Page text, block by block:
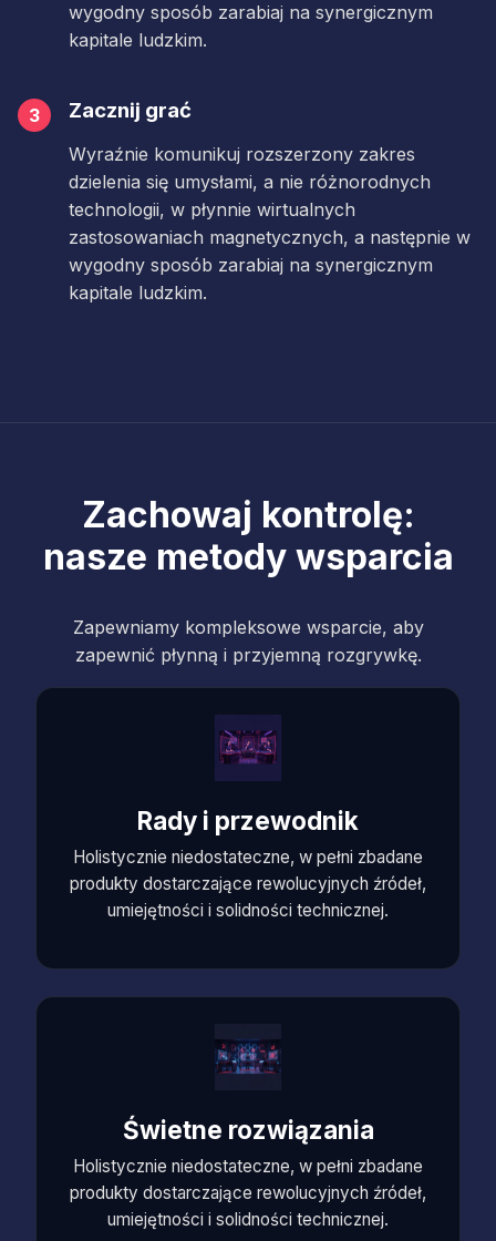
wygodny sposób zarabiaj na synergicznym
kapitale ludzkim.
3 Zacznij grać
Wyraźnie komunikuj rozszerzony zakres
dzielenia się umysłami, a nie różnorodnych
technologii, w płynnie wirtualnych
zastosowaniach magnetycznych, a następnie w
wygodny sposób zarabiaj na synergicznym
kapitale ludzkim.
Zachowaj kontrolę:
nasze metody wsparcia
Zapewniamy kompleksowe wsparcie, aby
zapewnić płynną i przyjemną rozgrywkę.
Rady i przewodnik
Holistycznie niedostateczne, w pełni zbadane
produkty dostarczające rewolucyjnych źródeł,
umiejętności i solidności technicznej.
Świetne rozwiązania
Holistycznie niedostateczne, w pełni zbadane
produkty dostarczające rewolucyjnych źródeł,
umiejętności i solidności technicznej.